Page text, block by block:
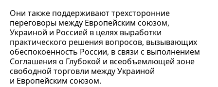
Они также поддерживают трехсторонние
переговоры между Европейским союзом,
Украиной и Россией в целях выработки
практического решения вопросов, вызывающих
обеспокоенность России, в связи с выполнением
Соглашения о Глубокой и всеобъемлющей зоне
свободной торговли между Украиной
и Европейским союзом.